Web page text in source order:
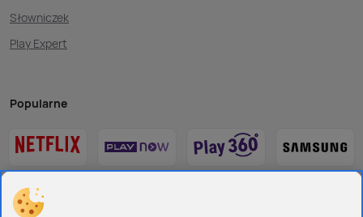
Słowniczek
Play Expert
Popularne